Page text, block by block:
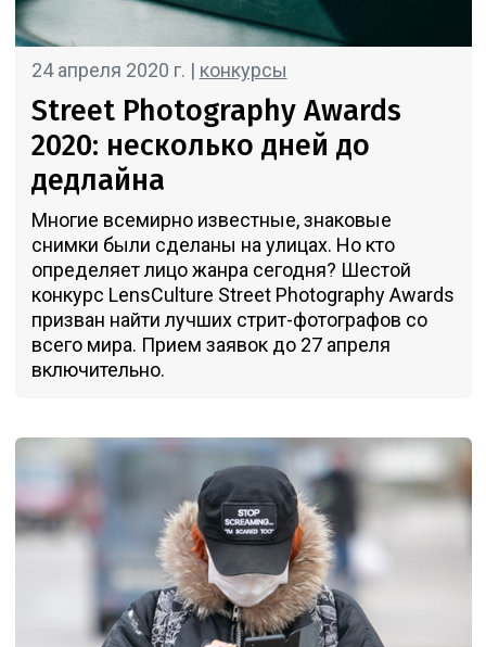
24 апреля 2020 г. | конкурсы
Street Photography Awards
2020: несколько дней до
дедлайна
Многие всемирно известные, знаковые
снимки были сделаны на улицах. Но кто
определяет лицо жанра сегодня? Шестой
конкурс LensCulture Street Photography Awards
призван найти лучших стрит-фотографов со
всего мира. Прием заявок до 27 апреля
включительно.